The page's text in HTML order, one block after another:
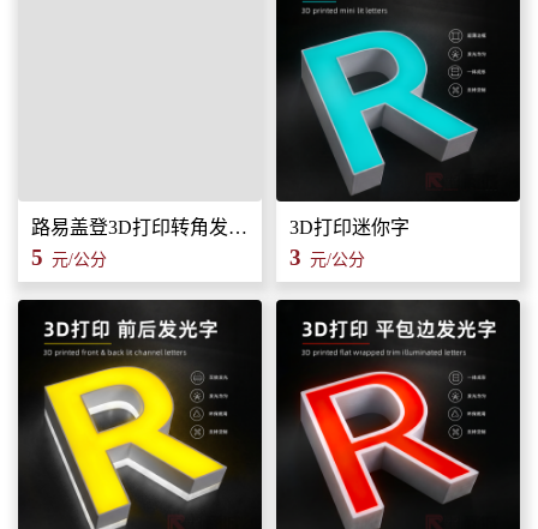
路易盖登3D打印转角发光字标识招牌
5 元/公分
3D打印迷你字
3 元/公分